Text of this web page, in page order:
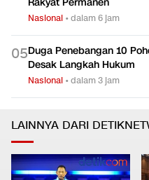
Nasional •dalam 6 jam
05Duga Penebangan 10
Desak Langkah Hukum
Nasional •dalam 3 jam
LAINNYA DARI